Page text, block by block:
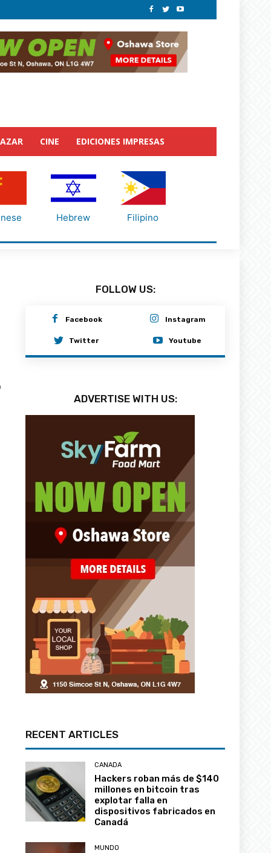
CINE EDICIONES IMPRESAS
Hebrew Filipino
FOLLOW US:
Facebook Instagram
Twitter Youtube
ADVERTISE WITH US:
RECENT ARTICLES
CANADA
Hackers roban más de $140
millones en bitcoin tras
explotar falla en
dispositivos fabricados en
Canadá
MUNDO